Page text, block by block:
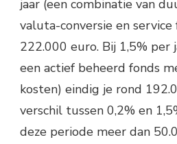
jaar (een combinatie van
valuta-conversie en
222.000 euro. Bij 1,5% per
een actief beheerd fonds
kosten) eindig je rond
verschil tussen 0,2% en
deze periode meer dan